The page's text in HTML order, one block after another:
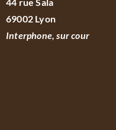
69002 Lyon
Interphone, sur cour